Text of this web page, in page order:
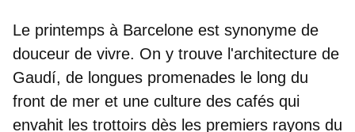
Le printemps à Barcelone est synonyme de
douceur de vivre. On y trouve l'architecture de
Gaudí, de longues promenades le long du
front de mer et une culture des cafés qui
envahit les trottoirs dès les premiers rayons du